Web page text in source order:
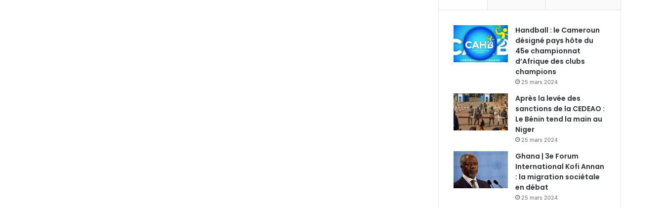
Handball : le Cameroun
désigné pays hôte du
45e championnat
d’Afrique des clubs
champions
25 mars 2024
Après la levée des
sanctions de la CEDEAO :
Le Bénin tend la main au
Niger
25 mars 2024
Ghana | 3e Forum
International Kofi Annan
: la migration sociétale
en débat
25 mars 2024